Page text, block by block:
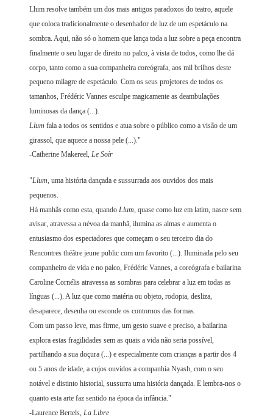
Llum resolve também um dos mais antigos paradoxos do teatro, aquele
que coloca tradicionalmente o desenhador de luz de um espetáculo na
sombra. Aqui, não só o homem que lança toda a luz sobre a peça encontra
finalmente o seu lugar de direito no palco, à vista de todos, como lhe dá
corpo, tanto como a sua companheira coreógrafa, aos mil brilhos deste
pequeno milagre de espetáculo. Com os seus projetores de todos os
tamanhos, Frédéric Vannes esculpe magicamente as deambulações
luminosas da dança (...).
Llum fala a todos os sentidos e atua sobre o público como a visão de um
girassol, que aquece a nossa pele (...)."
-Catherine Makereel,Le Soir
"Llum, uma história dançada e sussurrada aos ouvidos dos mais
pequenos.
Há manhãs como esta, quando Llum , quase como luz em latim, nasce sem
avisar, atravessa a névoa da manhã, ilumina as almas e aumenta o
entusiasmo dos espectadores que começam o seu terceiro dia do
Rencontres théâtre jeune public com um favorito (...). Iluminada pelo seu
companheiro de vida e no palco, Frédéric Vannes, a coreógrafa e bailarina
Caroline Cornélis atravessa as sombras para celebrar a luz em todas as
línguas (...). A luz que como matéria ou objeto, rodopia, desliza,
desaparece, desenha ou esconde os contornos das formas.
Com um passo leve, mas firme, um gesto suave e preciso, a bailarina
explora estas fragilidades sem as quais a vida não seria possível,
partilhando a sua doçura (...) e especialmente com crianças a partir dos 4
ou 5 anos de idade, a cujos ouvidos a companhia Nyash, com o seu
notável e distinto historial, sussurra uma história dançada. E lembra-nos o
quanto esta arte faz sentido na época da infância."
-Laurence Bertels, La Libre